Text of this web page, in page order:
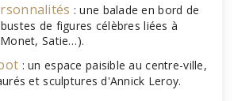
: une balade en bord de
de figures célèbres liées à
Satie…).
: un espace paisible au centre-ville,
et sculptures d'Annick Leroy.